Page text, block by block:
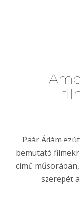
Paár Ádám
bemutató
című
szerepét